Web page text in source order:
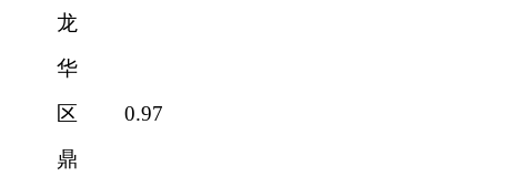
龙
华
区
鼎
0.97